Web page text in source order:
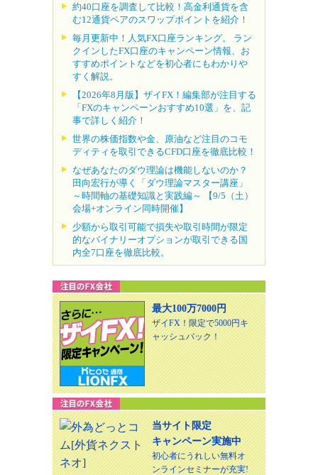
約40口座を調査して比較！高金利通貨を含
む12通貨ペアのスワップポイントを紹介！
毎月更新中！人気FX口座ランキング。 ラン
クインしたFX口座のキャンペーン情報、お
すすめポイントなどを初心者にもわかりや
すく解説。
【2026年8月版】ザイFX！編集部が注目する
「FXのキャンペーンおすすめ10選」を、記
事で詳しく紹介！
世界の株価指数や金、原油など注目のコモ
ディティを取引できるCFD口座を徹底比較！
なぜあなたのダウ理論は機能しないのか？
田向宏行が導く「ダウ理論マスター講座」
～時間軸の基礎知識と実践編～ 【9/5（土）
会場+オンライン同時開催】
少額から取引可能で損失や取引時間が限定
的なバイナリーオプションが取引できる国
内全7口座を徹底比較。
最大100万7000円
ザイFX！限定で5000円キ
ャッシュバック！
当サイト限定
キャンペーン実施中
初心者にうれしい無料オ
ンラインセミナーが充実!